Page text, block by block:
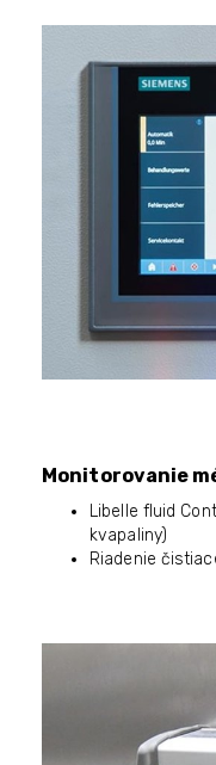
Monitorovanie
Libelle fluid
kvapaliny)
Riadenie